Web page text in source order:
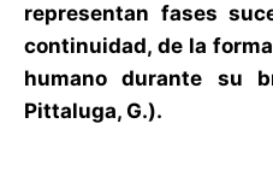
representan fases
continuidad, de la
humano durante su
Pittaluga, G.).